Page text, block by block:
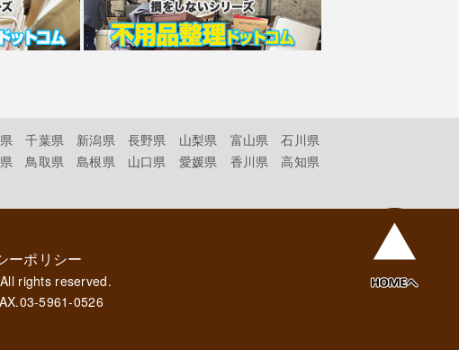
千葉県 新潟県 長野県 山梨県 富山県
石川県
鳥取県 島根県 山口県 愛媛県 香川県
高知県
ーポリシー
rights reserved.
5961-0526